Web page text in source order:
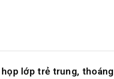
lớp trẻ trung, thoáng